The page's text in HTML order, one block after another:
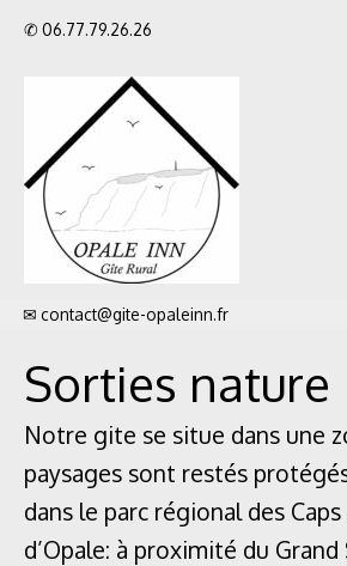
✆06.77.79.26.26
✉ contact@gite-opaleinn.fr
Sorties nature
Notre gite se situe dans une
paysages sont restés
dans le parc régional des
d’Opale: à proximité du